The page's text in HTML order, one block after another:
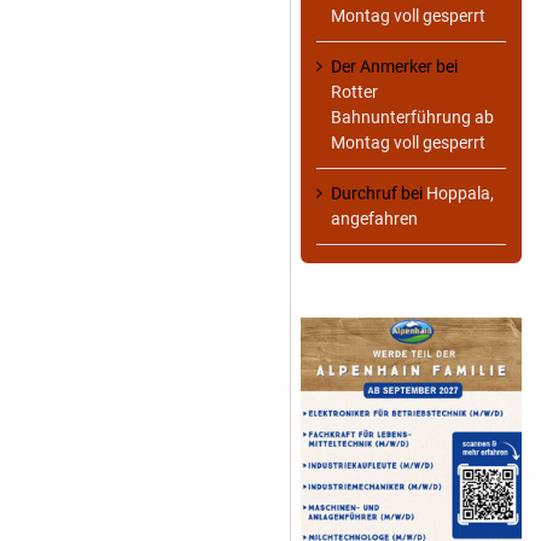
Montag voll gesperrt
Der Anmerker bei
Rotter
Bahnunterführung ab
Montag voll gesperrt
Durchruf bei Hoppala,
angefahren